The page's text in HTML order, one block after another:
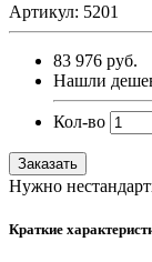
Артикул: 5201
83 976 руб.
Нашли
Кол-во
Заказать
Нужно
Краткие